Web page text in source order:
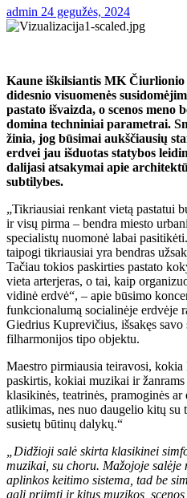
admin 24 gegužės, 2024
Kaune iškilsiantis MK
didesnio visuomenės
pastato išvaizda, o scenos meno
domina techniniai parametrai.
žinia, jog būsimai aukščiausių
erdvei jau išduotas statybos
dalijasi atsakymai apie
subtilybes.
„Tikriausiai renkant vietą pastatui
ir visų pirma – bendra miesto
specialistų nuomonė labai
taipogi tikriausiai yra bendras
Tačiau tokios paskirties pastato
vieta arterjeras, o tai, kaip
vidinė erdvė“, – apie būsimo
funkcionalumą socialinėje erdvėje
Giedrius Kuprevičius, išsakęs
filharmonijos tipo objektu.
Maestro pirmiausia teiravosi,
paskirtis, kokiai muzikai ir
klasikinės, teatrinės, pramoginės
atlikimas, nes nuo daugelio kitų su
susietų būtinų dalykų.“
„Didžioji salė skirta klasikinei
muzikai, su choru. Mažojoje salėje
aplinkos keitimo sistema, tad be
gali priimti ir kitus muzikos,